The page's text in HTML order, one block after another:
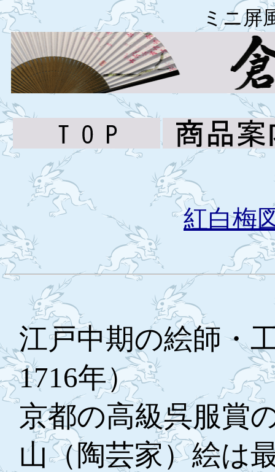
ミニ屏
紅白梅
江戸中期の絵師・
1716年）
京都の高級呉服賞
山（陶芸家）絵は